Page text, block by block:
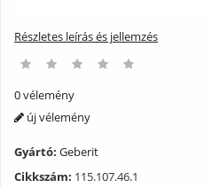
Geberit DuofixBasic keret
A csomag tartalma
Működtetőlap-rögzítőkeret
2 működtetőpálca
Rögzítőanyag
Részletes leírás és jellemzés
0 vélemény
új vélemény
Gyártó: Geberit
Cikkszám: 115.107.46.1